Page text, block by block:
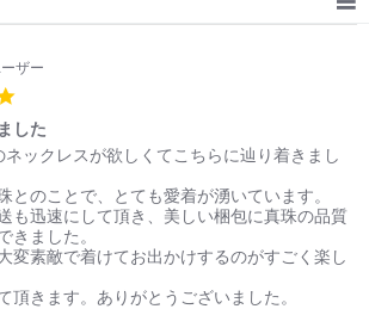
ザー
rating
した
ックレスが欲しくてこちらに辿り着きまし
とのことで、とても愛着が湧いています。
も迅速にして頂き、美しい梱包に真珠の品質
きました。
変素敵で着けてお出かけするのがすごく楽し
頂きます。ありがとうございました。